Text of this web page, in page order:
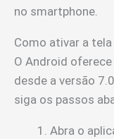
no smartphone.
Como ativar a
O Android
desde a versão
siga os passos
Abra o